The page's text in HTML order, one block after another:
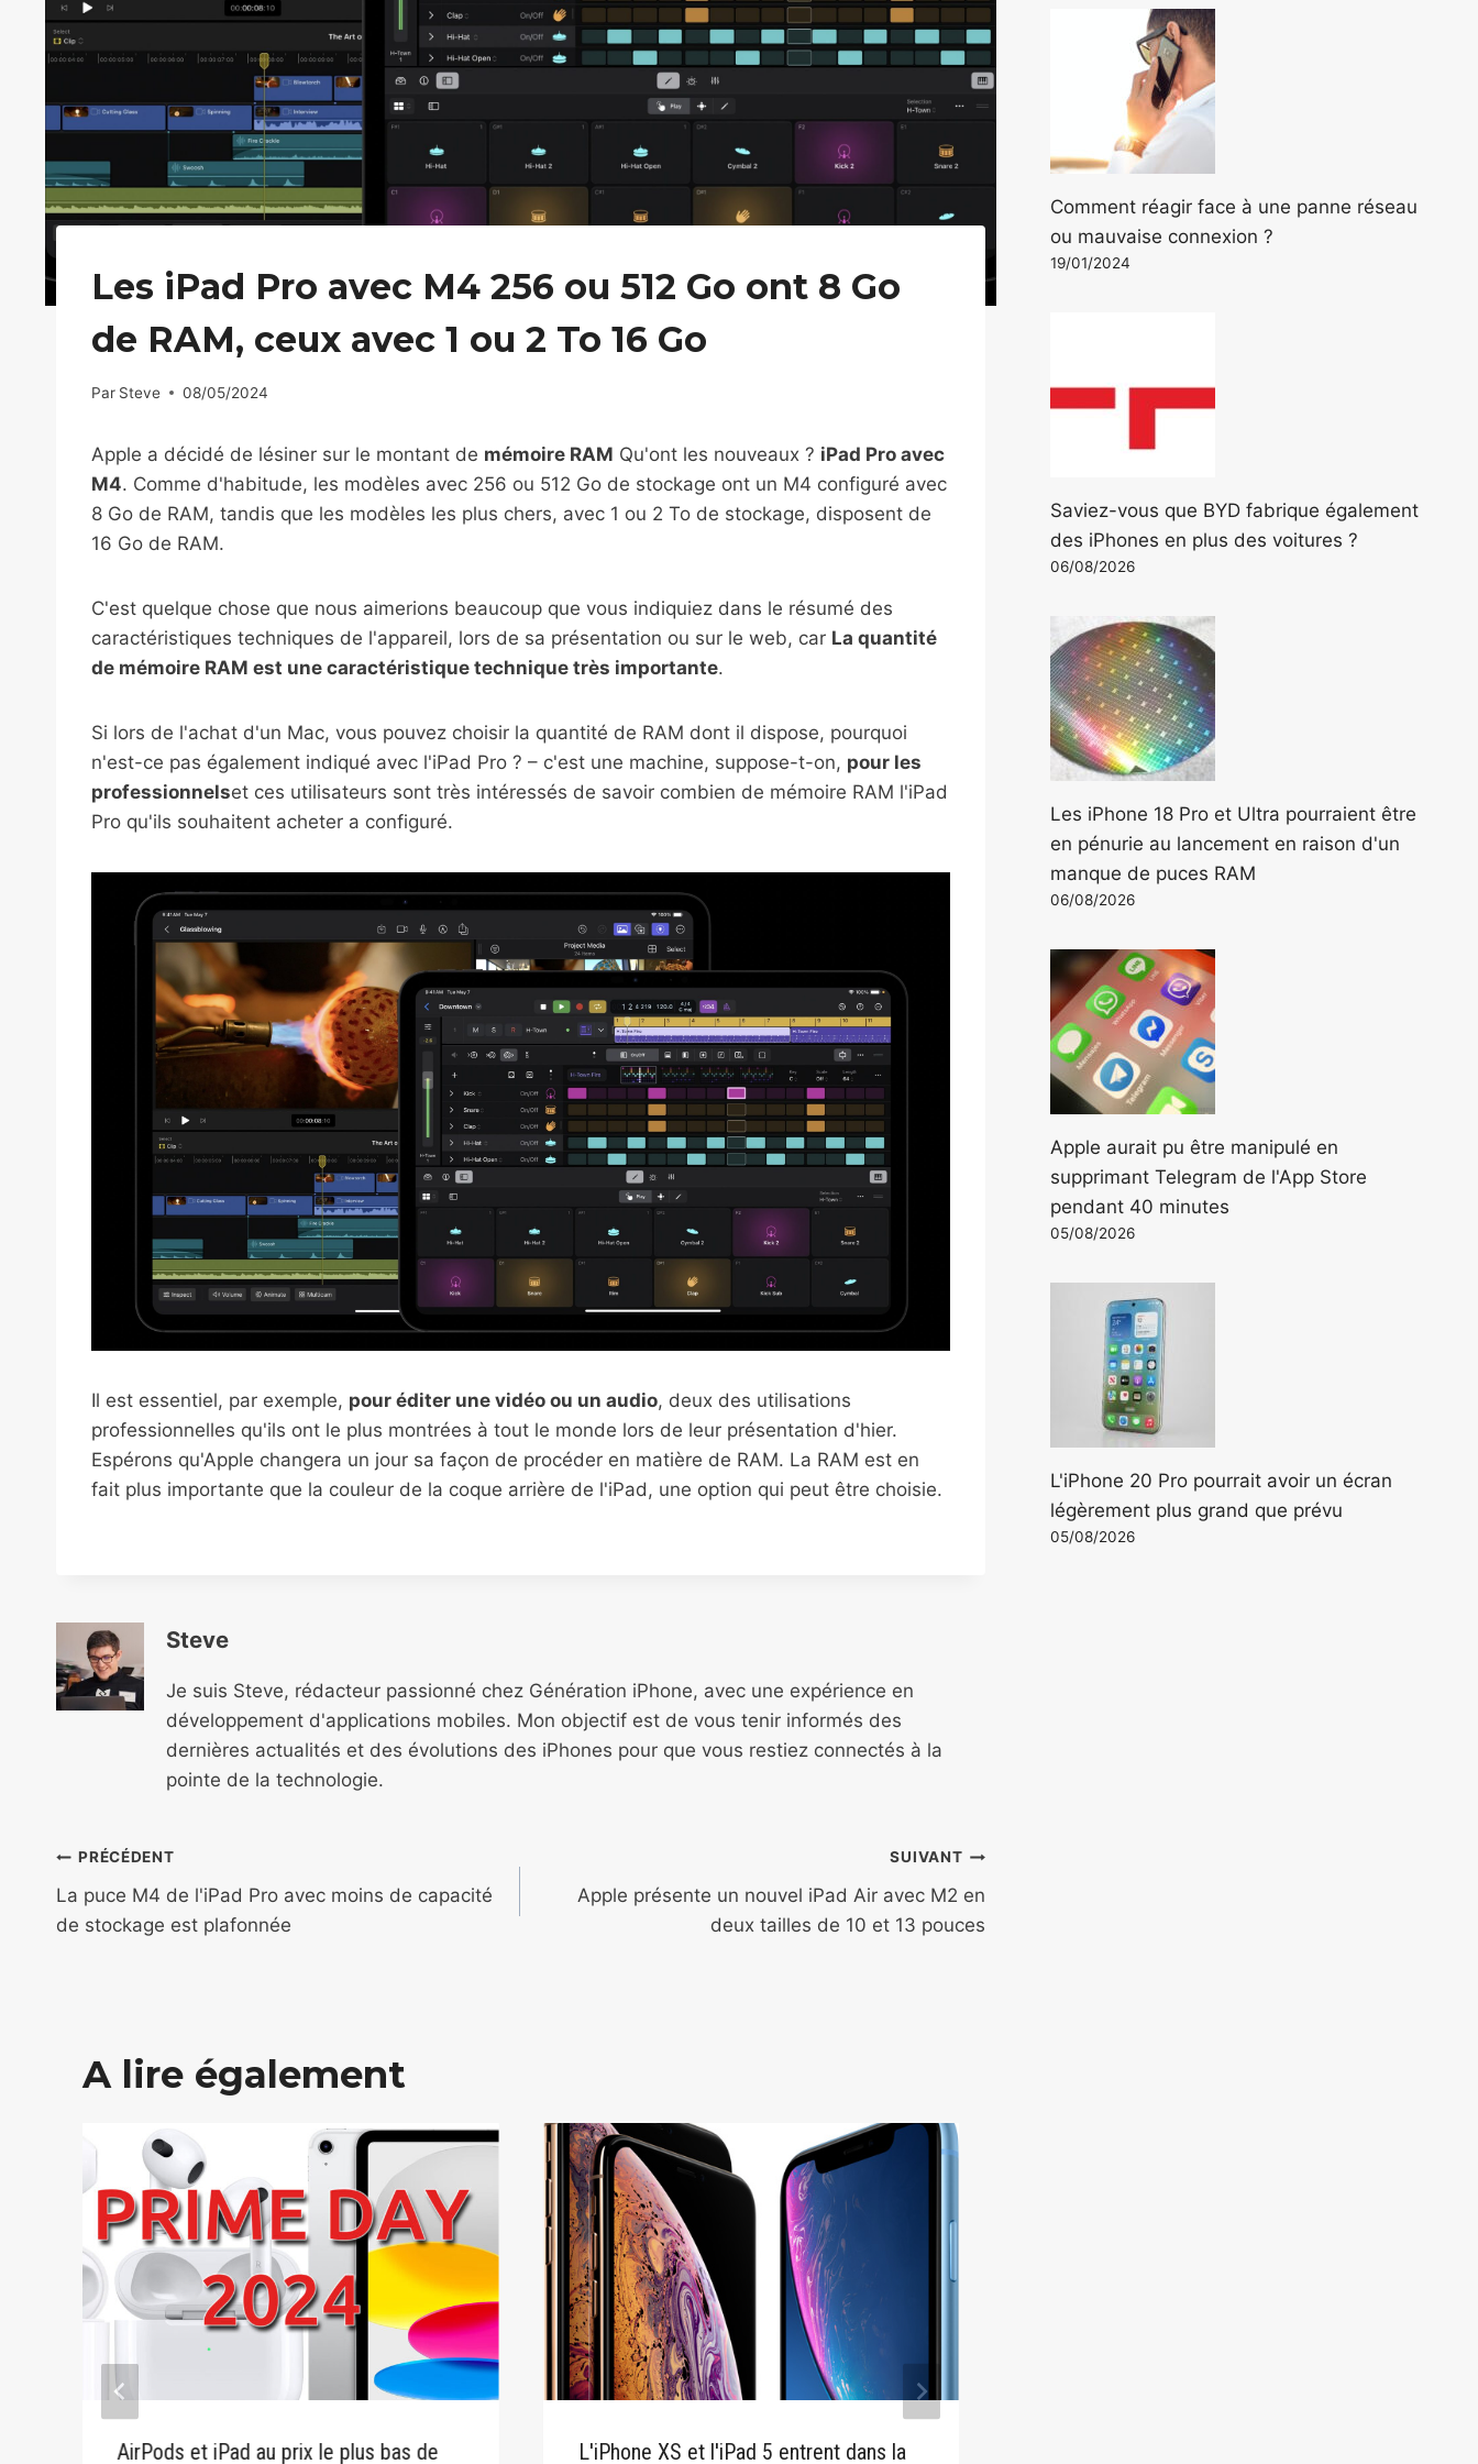
Les iPad Pro avec M4 256 ou 512 Go ont 8 Go
de RAM, ceux avec 1 ou 2 To 16 Go
Par Steve 08/05/2024
Apple a décidé de lésiner sur le montant de mémoire RAM Qu'ont les nouveaux ? iPad Pro avec
M4. Comme d'habitude, les modèles avec 256 ou 512 Go de stockage ont un M4 configuré avec
8 Go de RAM, tandis que les modèles les plus chers, avec 1 ou 2 To de stockage, disposent de
16 Go de RAM.
C'est quelque chose que nous aimerions beaucoup que vous indiquiez dans le résumé des
caractéristiques techniques de l'appareil, lors de sa présentation ou sur le web, car La quantité
de mémoire RAM est une caractéristique technique très importante.
Si lors de l'achat d'un Mac, vous pouvez choisir la quantité de RAM dont il dispose, pourquoi
n'est-ce pas également indiqué avec l'iPad Pro ? – c'est une machine, suppose-t-on, pour les
professionnelset ces utilisateurs sont très intéressés de savoir combien de mémoire RAM l'iPad
Pro qu'ils souhaitent acheter a configuré.
Il est essentiel, par exemple, pour éditer une vidéo ou un audio, deux des utilisations
professionnelles qu'ils ont le plus montrées à tout le monde lors de leur présentation d'hier.
Espérons qu'Apple changera un jour sa façon de procéder en matière de RAM. La RAM est en
fait plus importante que la couleur de la coque arrière de l'iPad, une option qui peut être choisie.
Steve
Je suis Steve, rédacteur passionné chez Génération iPhone, avec une expérience en
développement d'applications mobiles. Mon objectif est de vous tenir informés des
dernières actualités et des évolutions des iPhones pour que vous restiez connectés à la
pointe de la technologie.
Navigation
de
l’article
PRÉCÉDENT
La puce M4 de l'iPad Pro avec moins de capacité
de stockage est plafonnée
SUIVANT
Apple présente un nouvel iPad Air avec M2 en
deux tailles de 10 et 13 pouces
A lire également
AirPods et iPad au prix le plus bas de
L'iPhone XS et l'iPad 5 entrent dans la
Comment réagir face à une panne réseau
ou mauvaise connexion ?
19/01/2024
Saviez-vous que BYD fabrique également
des iPhones en plus des voitures ?
06/08/2026
Les iPhone 18 Pro et Ultra pourraient être
en pénurie au lancement en raison d'un
manque de puces RAM
06/08/2026
Apple aurait pu être manipulé en
supprimant Telegram de l'App Store
pendant 40 minutes
05/08/2026
L'iPhone 20 Pro pourrait avoir un écran
légèrement plus grand que prévu
05/08/2026